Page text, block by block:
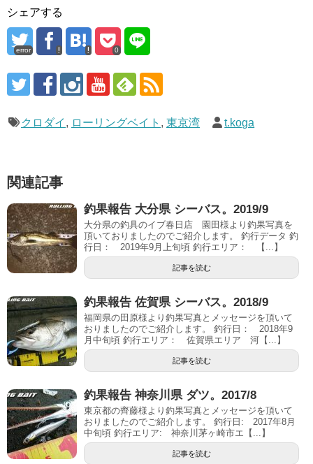
シェアする
error 0
クロダイ , ローリングベイト , 東京湾 t.koga
関連記事
釣果報告 大分県 シーバス。2019/9
大分県の釣具のイブ春日店 園田様より釣果写真を
頂いておりましたのでご紹介します。 釣行データ 釣
行日： 2019年9月上旬頃 釣行エリア： 【...】
記事を読む
釣果報告 佐賀県 シーバス。2018/9
福岡県の田原様より釣果写真とメッセージを頂いて
おりましたのでご紹介します。 釣行日： 2018年9
月中旬頃 釣行エリア： 佐賀県エリア 河【...】
記事を読む
釣果報告 神奈川県 ダツ。2017/8
東京都の齊藤様より釣果写真とメッセージを頂いて
おりましたのでご紹介します。 釣行日: 2017年8月
中旬頃 釣行エリア: 神奈川茅ヶ崎市エ【...】
記事を読む